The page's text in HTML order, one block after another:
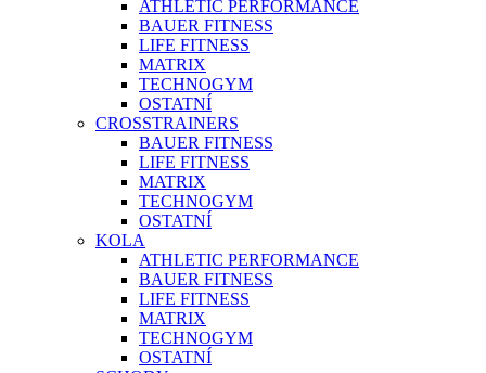
ATHLETIC PERFORMANCE
BAUER FITNESS
LIFE FITNESS
MATRIX
TECHNOGYM
OSTATNÍ
CROSSTRAINERS
BAUER FITNESS
LIFE FITNESS
MATRIX
TECHNOGYM
OSTATNÍ
KOLA
ATHLETIC PERFORMANCE
BAUER FITNESS
LIFE FITNESS
MATRIX
TECHNOGYM
OSTATNÍ